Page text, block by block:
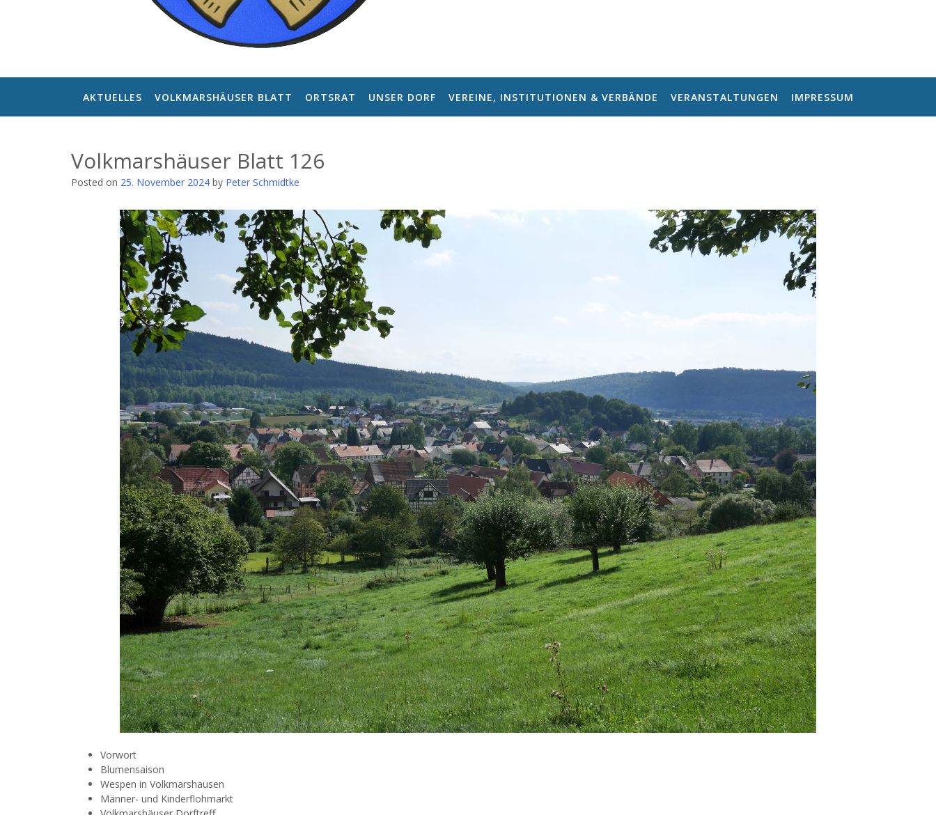
AKTUELLES VOLKMARSHÄUSER BLATT ORTSRAT UNSER DORF VEREINE, INSTITUTIONEN & VERBÄNDE VERANSTALTUNGEN IMPRESSUM
Volkmarshäuser Blatt 126
Posted on 25. November 2024 by Peter Schmidtke
Vorwort
Blumensaison
Wespen in Volkmarshausen
Männer- und Kinderflohmarkt